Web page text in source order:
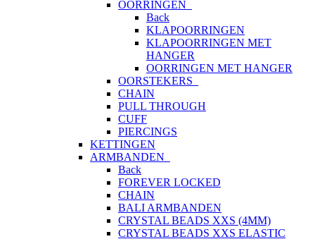
OORRINGEN
Back
KLAPOORRINGEN
KLAPOORRINGEN MET
HANGER
OORRINGEN MET HANGER
OORSTEKERS
CHAIN
PULL THROUGH
CUFF
PIERCINGS
KETTINGEN
ARMBANDEN
Back
FOREVER LOCKED
CHAIN
BALI ARMBANDEN
CRYSTAL BEADS XXS (4MM)
CRYSTAL BEADS XXS ELASTIC